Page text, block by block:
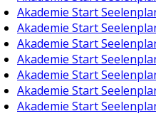
Akademie Start
Akademie Start
Akademie Start
Akademie Start
Akademie Start
Akademie Start
Akademie Start